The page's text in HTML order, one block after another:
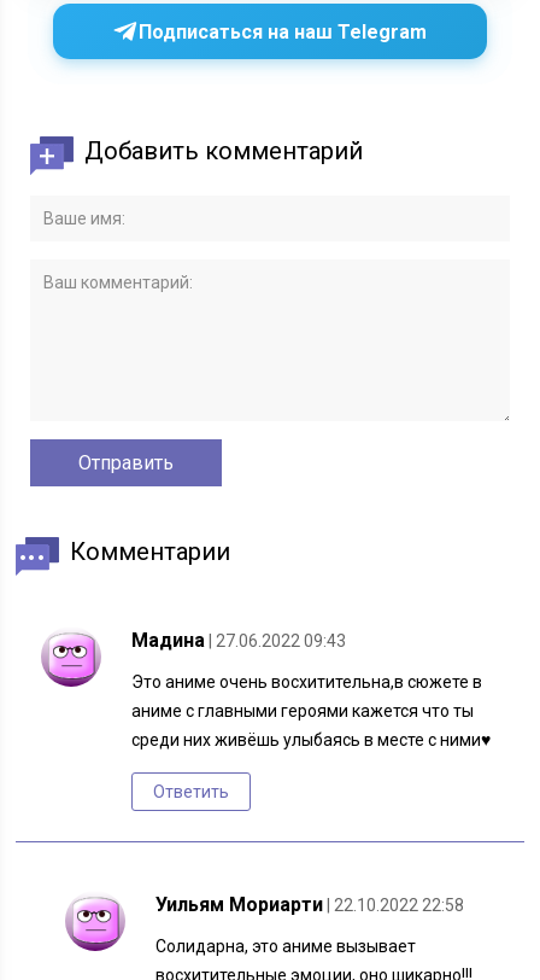
Подписаться на наш Telegram
Добавить комментарий
Комментарии
Мадина | 27.06.2022 09:43
Это аниме очень восхитительна,в сюжете в
аниме с главными героями кажется что ты
среди них живёшь улыбаясь в месте с ними♥️
Ответить
Уильям Мориарти | 22.10.2022 22:58
Солидарна, это аниме вызывает
восхитительные эмоции, оно шикарно!!!